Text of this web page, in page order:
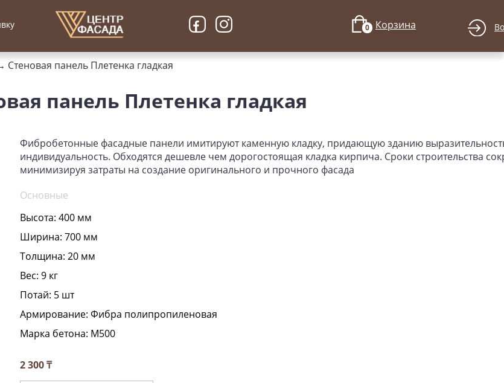
Корзина
0
Стеновая панель Плетенка гладкая
панель Плетенка гладкая
Фибробетонные фасадные панели имитируют каменную кладку, придающую зданию
индивидуальность. Обходятся дешевле чем дорогостоящая кладка кирпича. Сроки строительства
минимизируя затраты на создание оригинального и прочного фасада
Основные
Высота: 400 мм
Ширина: 700 мм
Толщина: 20 мм
Вес: 9 кг
Потай: 5 шт
Армирование: Фибра полипропиленовая
Марка бетона: М500
2 300 ₸